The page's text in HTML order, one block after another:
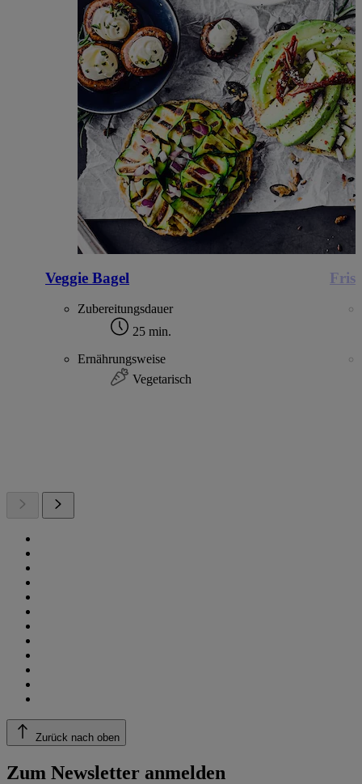
Veggie Bagel
Zubereitungsdauer
25 min.
Ernährungsweise
Vegetarisch
Zurück nach oben
Zum Newsletter anmelden